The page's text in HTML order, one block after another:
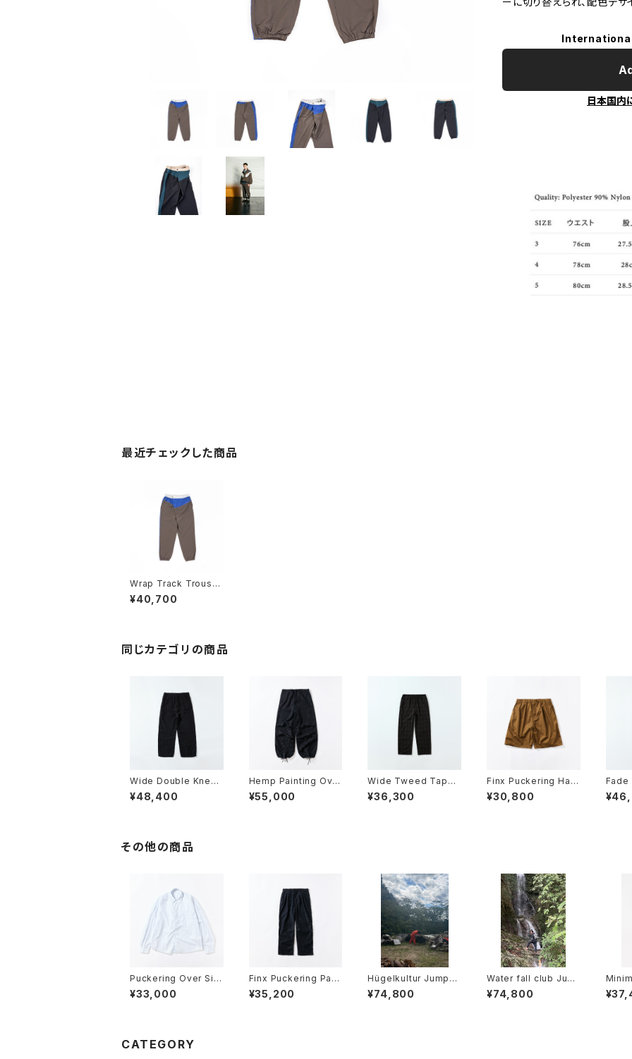
日本国内
最近チェックした商品
Wrap Track Trouser
s
¥40,700
同じカテゴリの商品
Wide Double Knee
Pants
¥48,400
Hemp Painting Over
Pants
¥55,000
Wide Tweed Taperr
ed Pants
¥36,300
Finx Puckering Half
Pants
¥30,800
Fade
sers
その他の商品
Puckering Over Siz
e Shirt
¥33,000
Finx Puckering Pant
s
¥35,200
Hügelkultur Jumpsu
it Orange
¥74,800
Water fall club Jum
psuit black
¥74,800
CATEGORY